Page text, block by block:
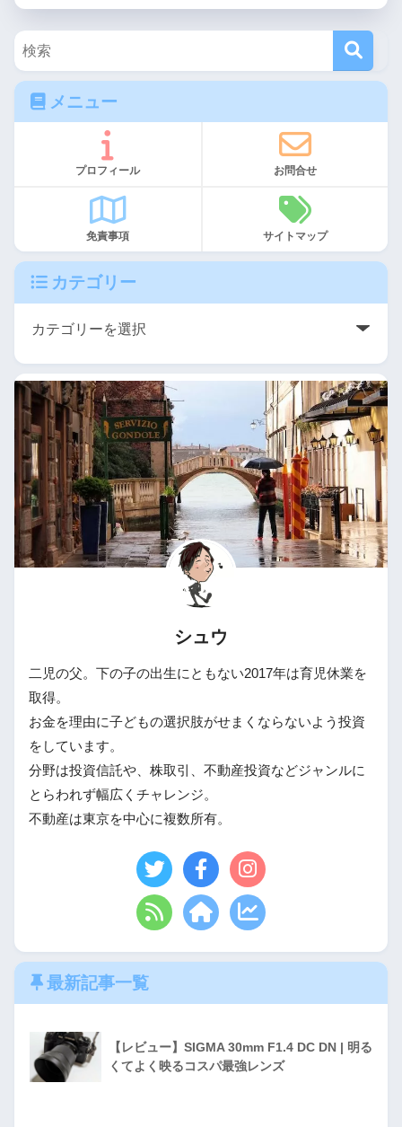
メニュー
プロフィール お問合せ
免責事項 サイトマップ
カテゴリー
シュウ
二児の父。下の子の出生にともない2017年は育児休業を
取得。
お金を理由に子どもの選択肢がせまくならないよう投資
をしています。
分野は投資信託や、株取引、不動産投資などジャンルに
とらわれず幅広くチャレンジ。
不動産は東京を中心に複数所有。
最新記事一覧
【レビュー】SIGMA 30mm F1.4 DC DN | 明る
くてよく映るコスパ最強レンズ